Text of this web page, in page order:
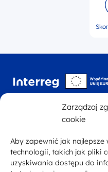
Zarządzaj
cookie
Aby zapewnić jak
technologii, takich jak pliki
uzyskiwania dostępu do
E-mail
kontakt@plsk.eu
Adres ul. Halicka 9, 31-